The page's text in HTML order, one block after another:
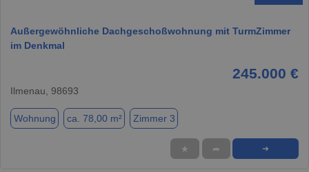
Außergewöhnliche Dachgeschoßwohnung mit TurmZimmer
im Denkmal
245.000 €
Ilmenau, 98693
Wohnung ca. 78,00 m² Zimmer 3
★ ➦ ➜